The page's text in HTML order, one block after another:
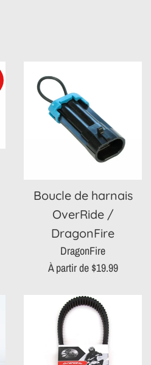
Boucle de harnais
OverRide /
DragonFire
DragonFire
À partir de $19.99